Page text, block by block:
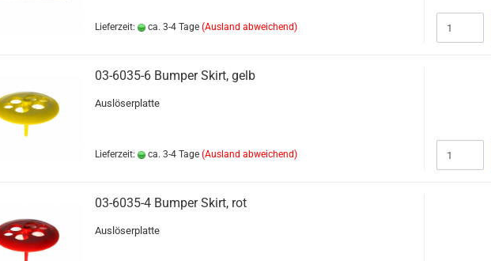
Lieferzeit: ca. 3-4 Tage (Ausland abweichend)
03-6035-6 Bumper Skirt, gelb
Auslöserplatte
Lieferzeit: ca. 3-4 Tage (Ausland abweichend)
03-6035-4 Bumper Skirt, rot
Auslöserplatte